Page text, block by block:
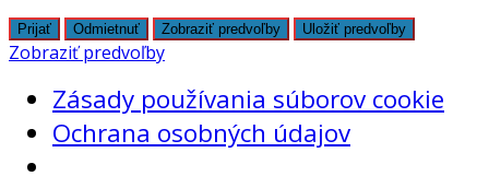
Prijať Odmietnuť Zobraziť predvoľby Uložiť predvoľby
Zobraziť predvoľby
Zásady používania súborov cookie
Ochrana osobných údajov